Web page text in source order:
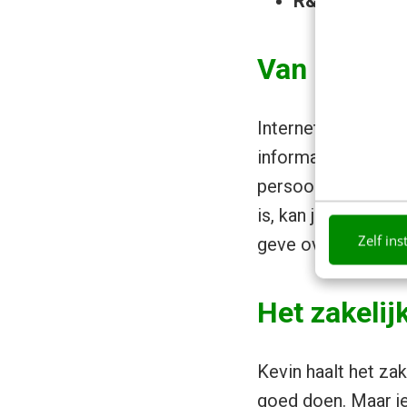
Zelf
Van
Internet geeft
informatie te
persoonlijke,
is, kan je helpen
geve over hoe
Het
Kevin haalt het
goed doen. Maar